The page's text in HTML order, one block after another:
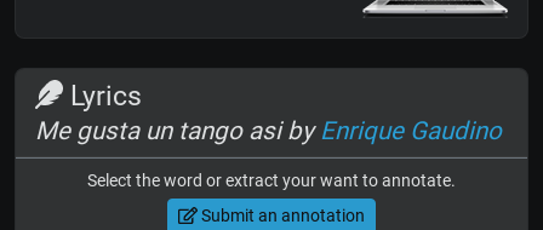
Lyrics
Me gusta un tango asi by Enrique Gaudino
Select the word or extract your want to annotate.
Submit an annotation